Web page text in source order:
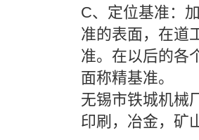
C、定位基准：
准的表面，在道
准。在以后的各
面称精基准。
无锡市铁城机械
印刷，冶金，矿